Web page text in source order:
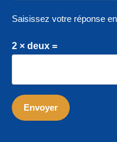
Saisissez votre réponse
2 × deux =